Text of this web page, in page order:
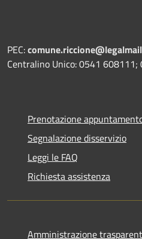
PEC:
Centralino Unico: 0541
Prenotazione
Segnalazione disservizio
Leggi le FAQ
Richiesta assistenza
Amministrazione